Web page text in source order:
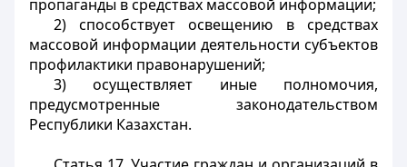
пропаганды в средствах массовой информации;
2) способствует освещению в средствах
массовой информации деятельности субъектов
профилактики правонарушений;
3) осуществляет иные полномочия,
предусмотренные законодательством
Республики Казахстан.